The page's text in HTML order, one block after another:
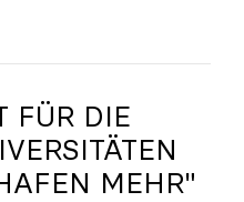
demonstrieren lohnt
FÜR DIE
MEHR"